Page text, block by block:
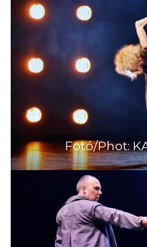
Fotó/Phot: